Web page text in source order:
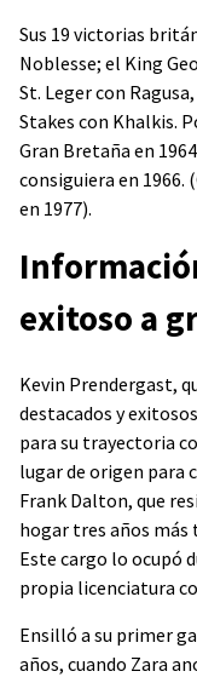
Sus 19 victorias
Noblesse; el King
St. Leger con
Stakes con Khalkis.
Gran Bretaña en
consiguiera en
en 1977).
exitoso a
Kevin Prendergast,
destacados y
para su trayectoria
lugar de origen para
Frank Dalton, que
hogar tres años más
Este cargo lo ocupó
propia licenciatura
Ensilló a su primer
años, cuando Zara